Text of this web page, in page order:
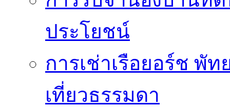
ประโยชน์
การเช่าเรือยอร์ช พัท
เที่ยวธรรมดา